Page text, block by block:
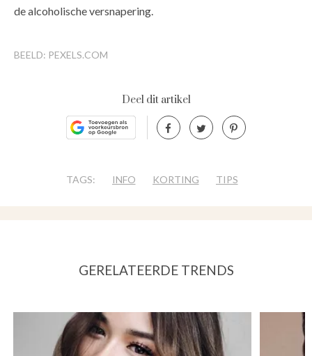
de alcoholische versnapering.
BEELD: PEXELS.COM
Deel dit artikel
TAGS: INFO KORTING TIPS
GERELATEERDE TRENDS